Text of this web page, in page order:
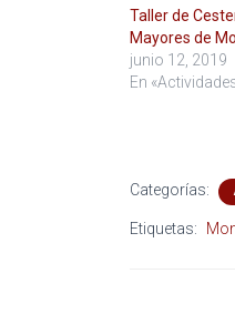
Taller de
Mayores de
junio 12, 2019
En
Categorías:
Etiquetas: